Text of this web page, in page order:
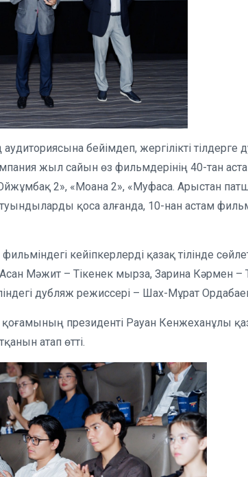
аудиториясына бейімдеп, жергілікті
жыл сайын өз фильмдерінің 40-тан
2», «Моана 2», «Муфаса. Арыстан
қоса алғанда, 10-нан астам
кейіпкерлерді қазақ тілінде
Мәжит – Тікенек мырза, Зарина Кәрмен
дубляж режиссері – Шах-Мұрат
президенті Рауан Кенжеханұлы
атап өтті.